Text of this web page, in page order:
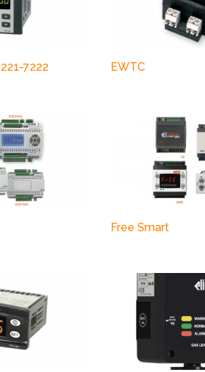
7222 EWTC
Free Smart